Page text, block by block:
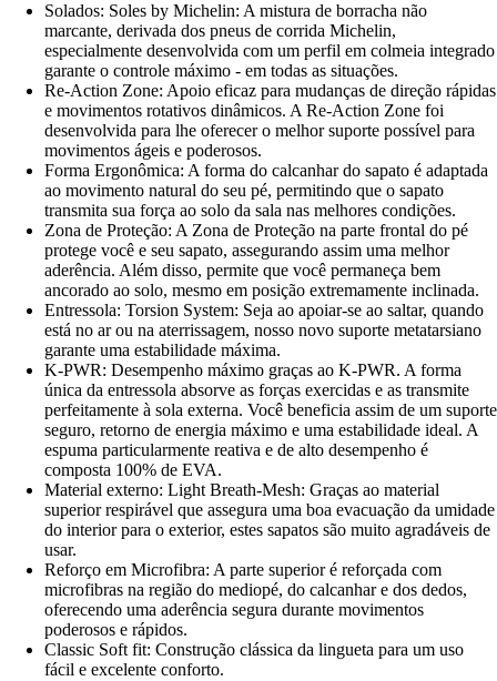
Solados: Soles by Michelin: A mistura de borracha não
marcante, derivada dos pneus de corrida Michelin,
especialmente desenvolvida com um perfil em colmeia integrado
garante o controle máximo - em todas as situações.
Re-Action Zone: Apoio eficaz para mudanças de direção rápidas
e movimentos rotativos dinâmicos. A Re-Action Zone foi
desenvolvida para lhe oferecer o melhor suporte possível para
movimentos ágeis e poderosos.
Forma Ergonômica: A forma do calcanhar do sapato é adaptada
ao movimento natural do seu pé, permitindo que o sapato
transmita sua força ao solo da sala nas melhores condições.
Zona de Proteção: A Zona de Proteção na parte frontal do pé
protege você e seu sapato, assegurando assim uma melhor
aderência. Além disso, permite que você permaneça bem
ancorado ao solo, mesmo em posição extremamente inclinada.
Entressola: Torsion System: Seja ao apoiar-se ao saltar, quando
está no ar ou na aterrissagem, nosso novo suporte metatarsiano
garante uma estabilidade máxima.
K-PWR: Desempenho máximo graças ao K-PWR. A forma
única da entressola absorve as forças exercidas e as transmite
perfeitamente à sola externa. Você beneficia assim de um suporte
seguro, retorno de energia máximo e uma estabilidade ideal. A
espuma particularmente reativa e de alto desempenho é
composta 100% de EVA.
Material externo: Light Breath-Mesh: Graças ao material
superior respirável que assegura uma boa evacuação da umidade
do interior para o exterior, estes sapatos são muito agradáveis de
usar.
Reforço em Microfibra: A parte superior é reforçada com
microfibras na região do mediopé, do calcanhar e dos dedos,
oferecendo uma aderência segura durante movimentos
poderosos e rápidos.
Classic Soft fit: Construção clássica da lingueta para um uso
fácil e excelente conforto.